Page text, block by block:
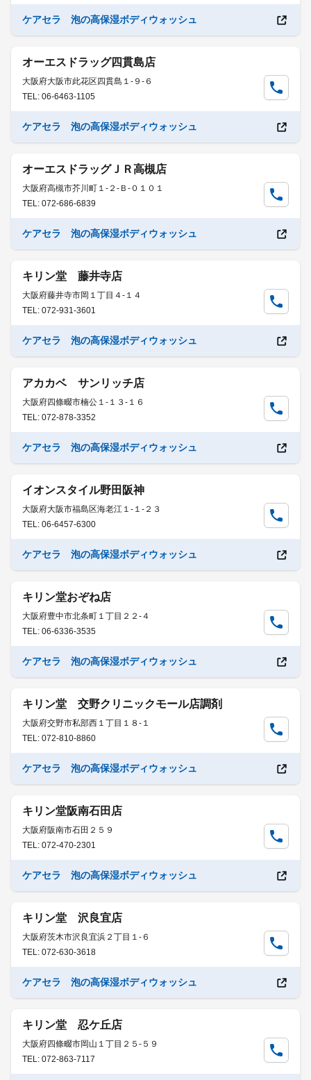
ケアセラ 泡の高保湿ボディウォッシュ
オーエスドラッグ四貫島店
大阪府大阪市此花区四貫島１-９-６
TEL: 06-6463-1105
ケアセラ 泡の高保湿ボディウォッシュ
オーエスドラッグＪＲ高槻店
大阪府高槻市芥川町１-２-Ｂ-０１０１
TEL: 072-686-6839
ケアセラ 泡の高保湿ボディウォッシュ
キリン堂 藤井寺店
大阪府藤井寺市岡１丁目４-１４
TEL: 072-931-3601
ケアセラ 泡の高保湿ボディウォッシュ
アカカベ サンリッチ店
大阪府四條畷市楠公１-１３-１６
TEL: 072-878-3352
ケアセラ 泡の高保湿ボディウォッシュ
イオンスタイル野田阪神
大阪府大阪市福島区海老江１-１-２３
TEL: 06-6457-6300
ケアセラ 泡の高保湿ボディウォッシュ
キリン堂おぞね店
大阪府豊中市北条町１丁目２２-４
TEL: 06-6336-3535
ケアセラ 泡の高保湿ボディウォッシュ
キリン堂 交野クリニックモール店調剤
大阪府交野市私部西１丁目１８-１
TEL: 072-810-8860
ケアセラ 泡の高保湿ボディウォッシュ
キリン堂阪南石田店
大阪府阪南市石田２５９
TEL: 072-470-2301
ケアセラ 泡の高保湿ボディウォッシュ
キリン堂 沢良宜店
大阪府茨木市沢良宜浜２丁目１-６
TEL: 072-630-3618
ケアセラ 泡の高保湿ボディウォッシュ
キリン堂 忍ケ丘店
大阪府四條畷市岡山１丁目２５-５９
TEL: 072-863-7117